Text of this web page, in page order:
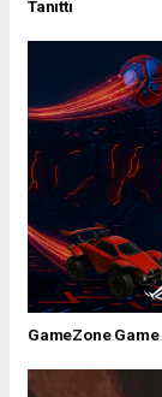
Tanıttı
GameZone